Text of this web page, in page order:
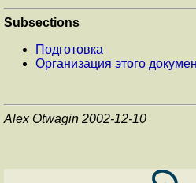
Subsections
Подготовка
Организация этого
Alex Otwagin 2002-12-10